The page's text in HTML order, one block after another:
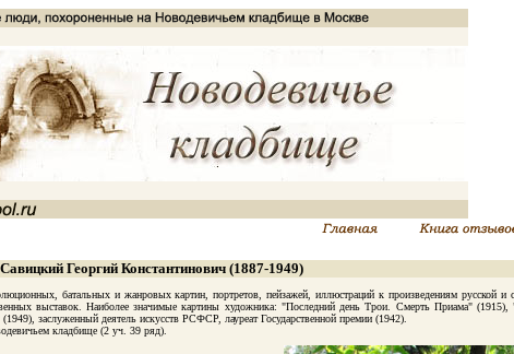
Савицкий Георгий Константинович (1887-1949)
батальных и жанровых картин, портретов, пейзажей, иллюстраций к произведениям русской и
выставок. Наиболее значимые картины художника: "Последний день Трои. Смерть Приама"
заслуженный деятель искусств РСФСР, лауреат Государственной премии (1942).
кладбище (2 уч. 39 ряд).